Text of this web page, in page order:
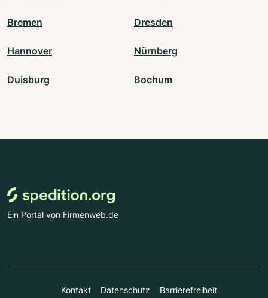
Bremen Dresden
Hannover Nürnberg
Duisburg Bochum
Ein Portal von Firmenweb.de
Kontakt Datenschutz Barrierefreiheit